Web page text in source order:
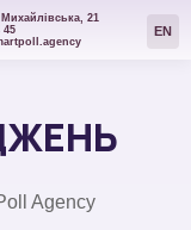
21
45
EN
Agency